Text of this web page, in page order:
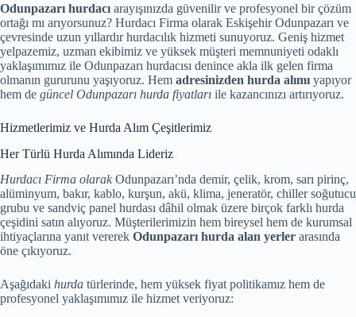
Odunpazarı hurdacı arayışınızda güvenilir ve profesyonel bir çözüm
ortağı mı arıyorsunuz? Hurdacı Firma olarak Eskişehir Odunpazarı ve
çevresinde uzun yıllardır hurdacılık hizmeti sunuyoruz. Geniş hizmet
yelpazemiz, uzman ekibimiz ve yüksek müşteri memnuniyeti odaklı
yaklaşımımız ile Odunpazarı hurdacısı denince akla ilk gelen firma
olmanın gururunu yaşıyoruz. Hem adresinizden hurda alımı yapıyor
hem de güncel Odunpazarı hurda fiyatları ile kazancınızı artırıyoruz.
Hizmetlerimiz ve Hurda Alım Çeşitlerimiz
Her Türlü Hurda Alımında Lideriz
Hurdacı Firma olarak Odunpazarı’nda demir, çelik, krom, sarı pirinç,
alüminyum, bakır, kablo, kurşun, akü, klima, jeneratör, chiller soğutucu
grubu ve sandviç panel hurdası dâhil olmak üzere birçok farklı hurda
çeşidini satın alıyoruz. Müşterilerimizin hem bireysel hem de kurumsal
ihtiyaçlarına yanıt vererek Odunpazarı hurda alan yerler arasında
öne çıkıyoruz.
Aşağıdaki hurda türlerinde, hem yüksek fiyat politikamız hem de
profesyonel yaklaşımımız ile hizmet veriyoruz: